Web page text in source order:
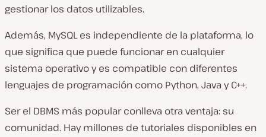
gestionar los datos utilizables.
Además, MySQL es independiente de la plataforma, lo
que significa que puede funcionar en cualquier
sistema operativo y es compatible con diferentes
lenguajes de programación como Python, Java y C++.
Ser el DBMS más popular conlleva otra ventaja: su
comunidad. Hay millones de tutoriales disponibles en